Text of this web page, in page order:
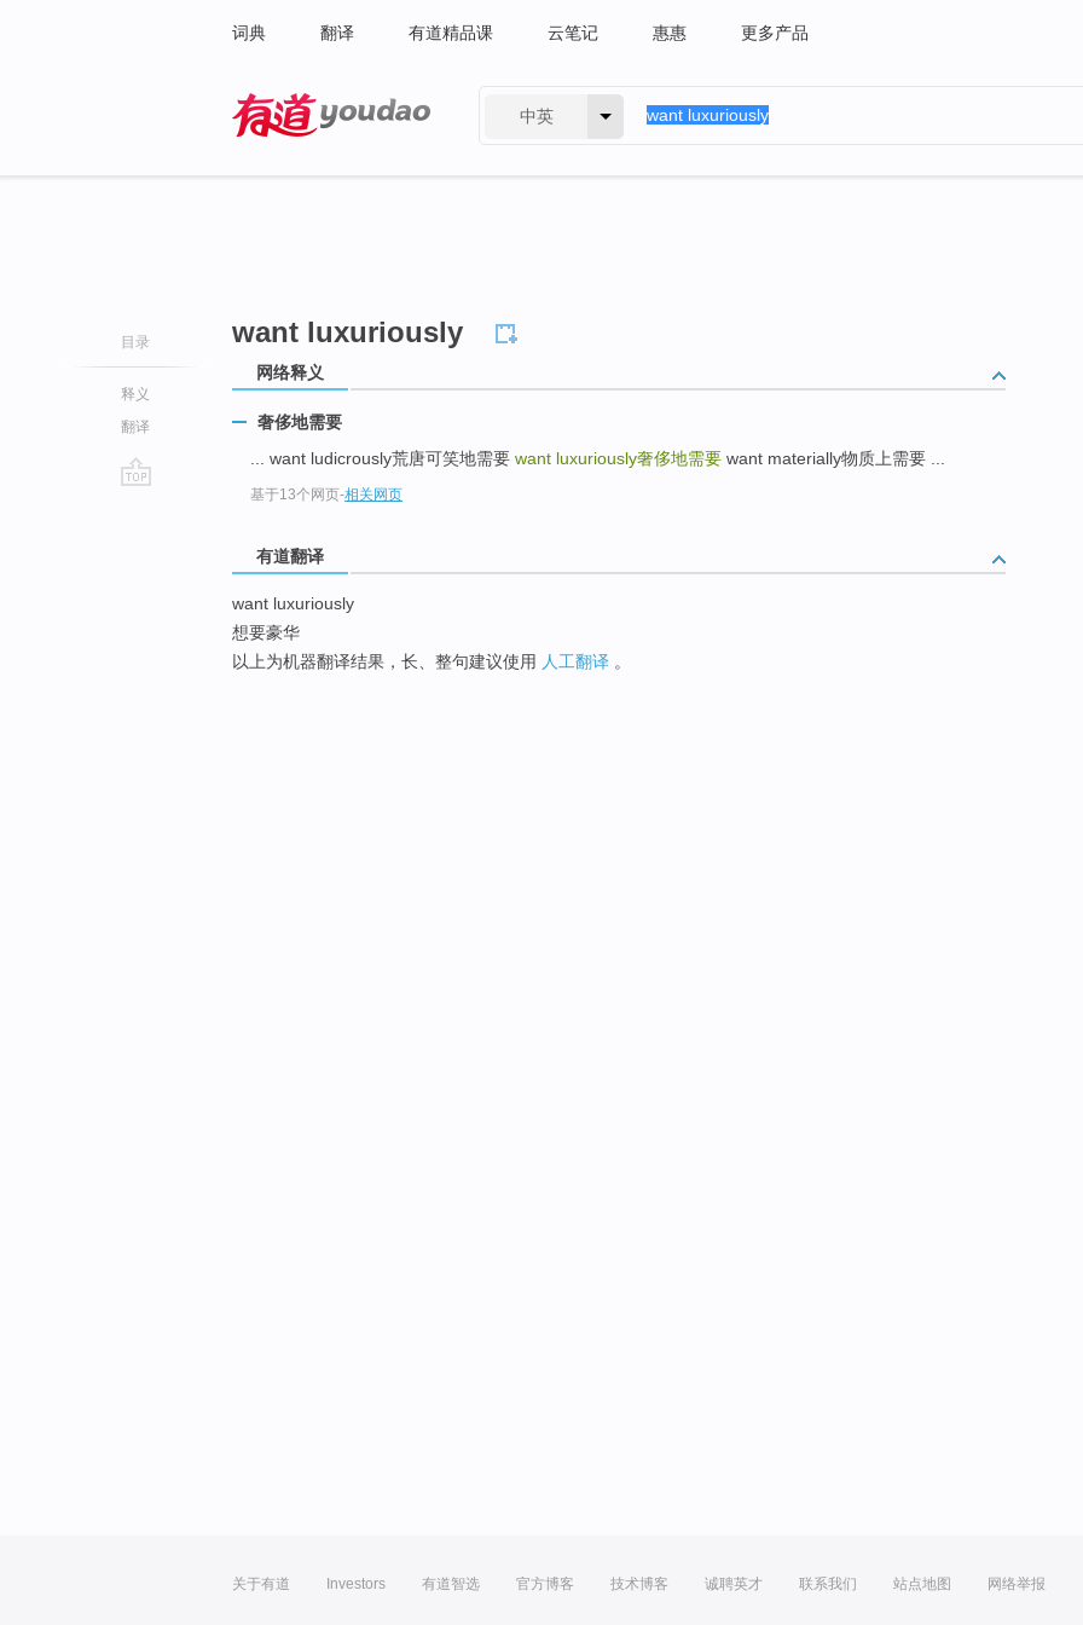
词典 翻译 有道精品课 云笔记 惠惠 更多产品
中英
目录
释义
翻译
want luxuriously
网络释义
奢侈地需要
... want ludicrously荒唐可笑地需要 want luxuriously奢侈地需要 want materially物质上需要 ...
基于13个网页-相关网页
有道翻译
want luxuriously
想要豪华
以上为机器翻译结果，长、整句建议使用 人工翻译 。
关于有道 Investors 有道智选 官方博客 技术博客 诚聘英才 联系我们 站点地图 网络举报